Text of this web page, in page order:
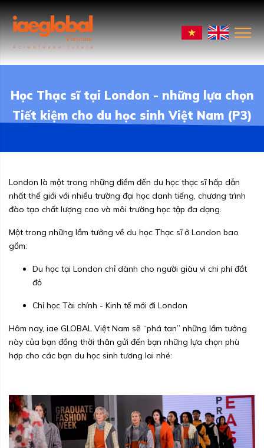
Học Thạc sĩ tại London - những lựa chọn
Tiết kiệm cho du học sinh Việt Nam (P3)
London là một trong những điểm đến du học thạc sĩ hấp dẫn
nhất thế giới với nhiều trường đại học danh tiếng, chương trình
đào tạo chất lượng cao và môi trường học tập đa dạng.
Một trong những lầm tưởng về du học Thạc sĩ ở London bao
gồm:
Du học tại London chỉ dành cho người giàu vì chi phí đắt
đỏ
Chỉ học Tài chính - Kinh tế mới đi London
Hôm nay, iae GLOBAL Việt Nam sẽ “phá tan” những lầm tưởng
này của bạn đồng thời thân gửi đến bạn những lựa chọn phù
hợp cho các bạn du học sinh tương lai nhé: